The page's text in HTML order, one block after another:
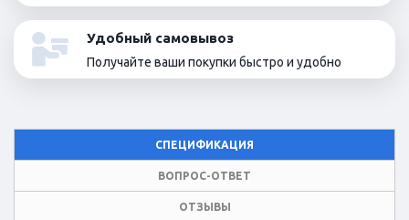
Удобный самовывоз
Получайте ваши покупки быстро и удобно
СПЕЦИФИКАЦИЯ
ВОПРОС-ОТВЕТ
ОТЗЫВЫ